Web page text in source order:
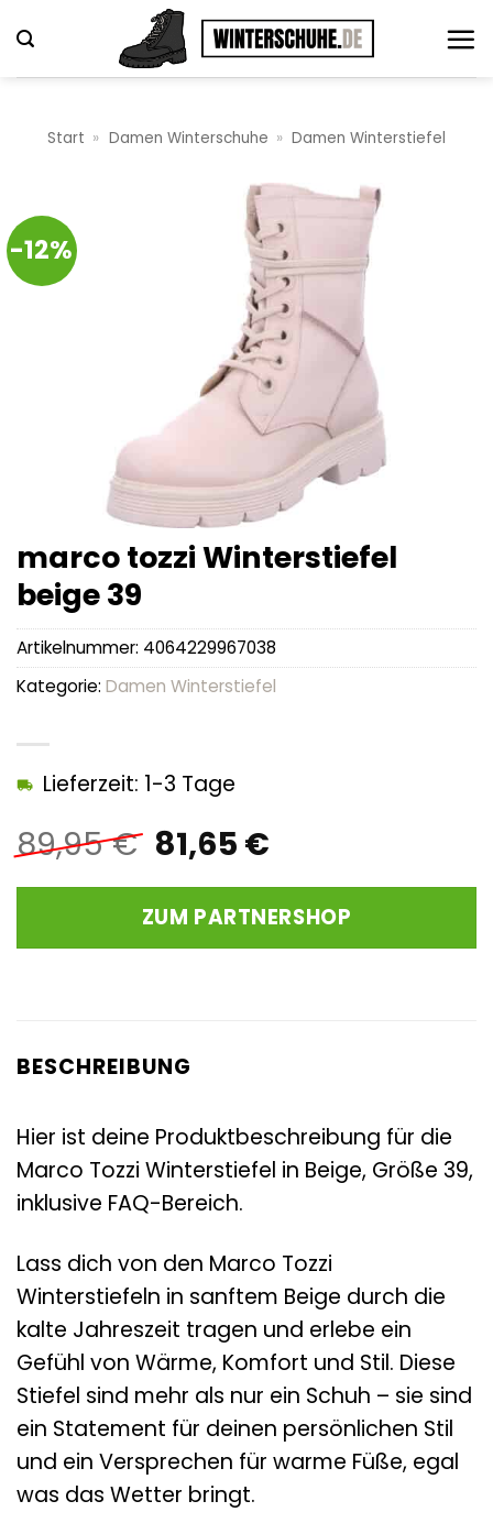
Inhalt
springen
Start » Damen Winterschuhe » Damen Winterstiefel
-12%
marco tozzi Winterstiefel
beige 39
89,95€ Ursprünglicher
Preis
war:
89,95 €
81,65 €Aktueller
ist:
81,65 €.
Lieferzeit: 1-3 Tage
ZUM PARTNERSHOP
Artikelnummer: 4064229967038
Kategorie: Damen Winterstiefel
BESCHREIBUNG
Hier ist deine Produktbeschreibung für die
Marco Tozzi Winterstiefel in Beige, Größe 39,
inklusive FAQ-Bereich.
Lass dich von den Marco Tozzi
Winterstiefeln in sanftem Beige durch die
kalte Jahreszeit tragen und erlebe ein
Gefühl von Wärme, Komfort und Stil. Diese
Stiefel sind mehr als nur ein Schuh – sie sind
ein Statement für deinen persönlichen Stil
und ein Versprechen für warme Füße, egal
was das Wetter bringt.